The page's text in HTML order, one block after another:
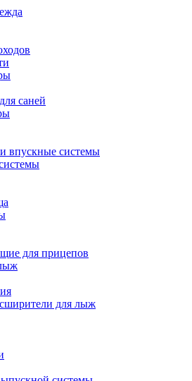
саней
впускные системы
для прицепов
для лыж